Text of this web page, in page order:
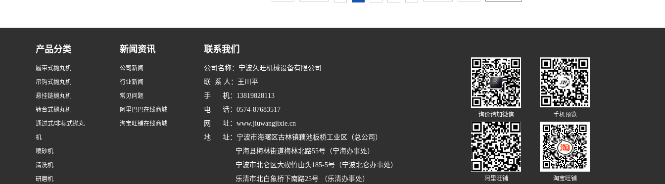
产品分类
履带式抛丸机
吊钩式抛丸机
悬挂链抛丸机
转台式抛丸机
通过式/非标式抛丸
机
喷砂机
清洗机
研磨机
新闻资讯
公司新闻
行业新闻
常见问题
阿里巴巴在线商城
淘宝旺铺在线商城
联系我们
公司名称：宁波久旺机械设备有限公司
联 系 人：王川平
手 机：13819828113
电 话：0574-87683517
网 址：www.jiuwangjixie.cn
地 址：宁波市海曙区古林镇藕池板桥工业区（总公司）
宁海县梅林街道梅林北路55号（宁海办事处）
宁波市北仑区大碶竹山头185-5号（宁波北仑办事处）
乐清市北白象桥下南路25号 （乐清办事处）
询价请加微信 手机预览
阿里旺铺 淘宝旺铺